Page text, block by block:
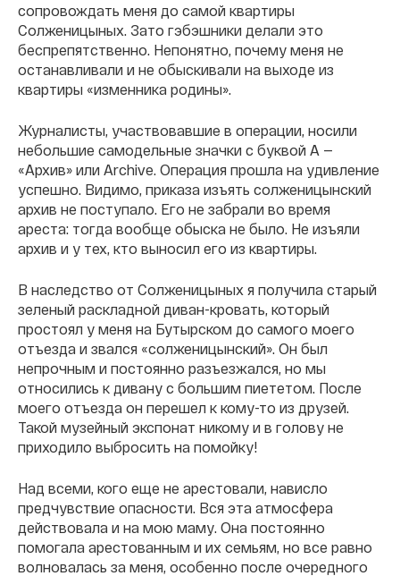
сопровождать меня до самой квартиры
Солженицыных. Зато гэбэшники делали это
беспрепятственно. Непонятно, почему меня не
останавливали и не обыскивали на выходе из
квартиры «изменника родины».
Журналисты, участвовавшие в операции, носили
небольшие самодельные значки с буквой А —
«Архив» или Archive. Операция прошла на удивление
успешно. Видимо, приказа изъять солженицынский
архив не поступало. Его не забрали во время
ареста: тогда вообще обыска не было. Не изъяли
архив и у тех, кто выносил его из квартиры.
В наследство от Солженицыных я получила старый
зеленый раскладной диван-кровать, который
простоял у меня на Бутырском до самого моего
отъезда и звался «солженицынский». Он был
непрочным и постоянно разъезжался, но мы
относились к дивану с большим пиететом. После
моего отъезда он перешел к кому-то из друзей.
Такой музейный экспонат никому и в голову не
приходило выбросить на помойку!
Над всеми, кого еще не арестовали, нависло
предчувствие опасности. Вся эта атмосфера
действовала и на мою маму. Она постоянно
помогала арестованным и их семьям, но все равно
волновалась за меня, особенно после очередного